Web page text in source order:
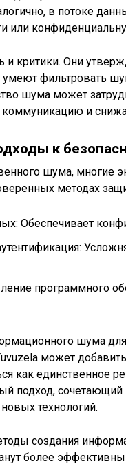
в потоке
или
и критики. Они
фильтровать
шума может
коммуникацию и
к
шума, многие
методах
Обеспечивает
программного
шума для
может
как единственное
подход,
технологий.
создания
более